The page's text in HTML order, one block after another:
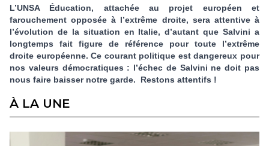
L’UNSA Éducation, attachée au projet européen et
farouchement opposée à l’extrême droite, sera attentive à
l’évolution de la situation en Italie, d’autant que Salvini a
longtemps fait figure de référence pour toute l’extrême
droite européenne. Ce courant politique est dangereux pour
nos valeurs démocratiques : l’échec de Salvini ne doit pas
nous faire baisser notre garde. Restons attentifs !
À LA UNE